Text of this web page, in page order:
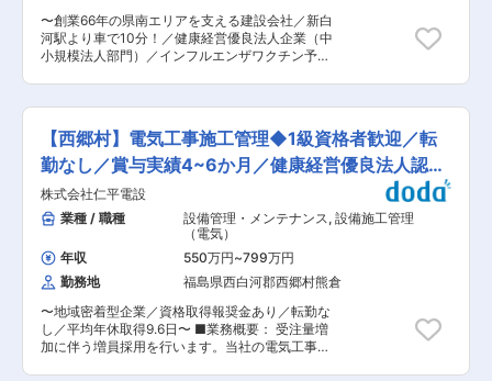
〜創業66年の県南エリアを支える建設会社／新白
河駅より車で10分！／健康経営優良法人企業（中
小規模法人部門）／インフルエンザワクチン予防
島県西郷村にて公共工事を中心とした土木工事等
を行う当社にて、公共工事及び民間の現場施工管
理を行っていただきます。 ▼具体的には下記業務
をお任せします： ・土木工事での施工管理（原
価、工程、品質、安全） ・発注者や協力会社等と
の打ち合わせ、書類作成 ・パソコンでの書類作
成・整理 ・CADによる図面作成及び修正（要相
談） ※今後ICT化にも力を入れていく予定ですの
で、ドローンを使った測量や3次元解析などの業
務にも携わっていただけます。 ■働き方： ・創
業66周年と地元での知名度が高く、発注元は県や
西郷村といった公共工事が多く、安定した受注を
いただいております。 ・ご対応エリアは9割以上
が西郷村となり、その他も白河市など近隣のみで
県外の対応ございませんので、基本的に出張発生
しません。 ・残業は実態としてほとんど発生して
【西郷村】電気工事施工管理◆1級資格者歓迎／転
勤なし／賞与実績4~6か月／健康経営優良法人認定
◆
株式会社仁平電設
業種 / 職種
設備管理・メンテナンス, 設備施工管理
（電気）
年収
550万円~799万円
勤務地
福島県西白河郡西郷村熊倉
〜地域密着型企業／資格取得報奨金あり／転勤な
し／平均年休取得9.6日〜 ■業務概要： 受注量増
加に伴う増員採用を行います。当社の電気工事施